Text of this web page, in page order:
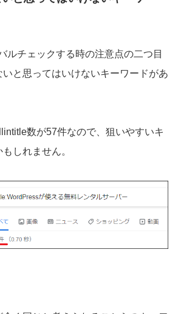
ルチェックする時の注意点の二つ目
と思ってはいけないキーワードがあ
数が57件なので、狙いやすいキ
しれません。